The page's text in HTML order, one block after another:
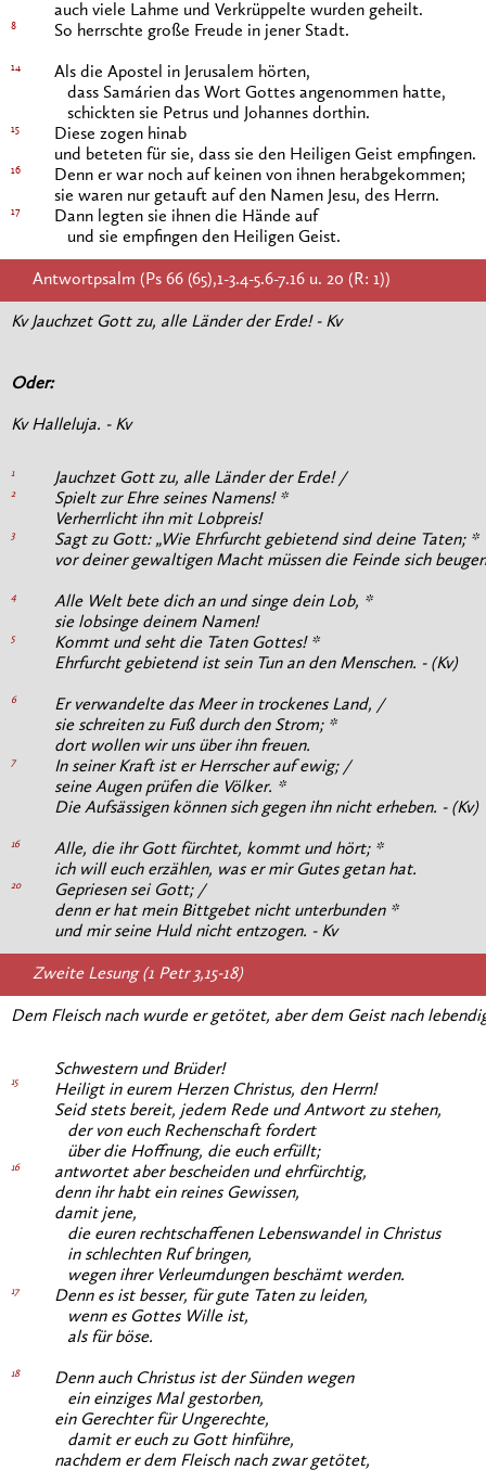
auch viele Lahme und Verkrüppelte wurden geheilt.
8 So herrschte große Freude in jener Stadt.
14
Als die Apostel in Jerusalem hörten,
dass Samárien das Wort Gottes angenommen hatte,
schickten sie Petrus und Johannes dorthin.
15
Diese zogen hinab
und beteten für sie, dass sie den Heiligen Geist empfingen.
16
Denn er war noch auf keinen von ihnen herabgekommen;
sie waren nur getauft auf den Namen Jesu, des Herrn.
17
Dann legten sie ihnen die Hände auf
und sie empfingen den Heiligen Geist.
Antwortpsalm (Ps 66 (65),1-3.4-5.6-7.16 u. 20 (R: 1))
Kv Jauchzet Gott zu, alle Länder der Erde! - Kv
Oder:
Kv Halleluja. - Kv
1 Jauchzet Gott zu, alle Länder der Erde! /
2
Spielt zur Ehre seines Namens! *
Verherrlicht ihn mit Lobpreis!
3
Sagt zu Gott: „Wie Ehrfurcht gebietend sind deine Taten; *
vor deiner gewaltigen Macht müssen die Feinde sich
4
Alle Welt bete dich an und singe dein Lob, *
sie lobsinge deinem Namen!
5
Kommt und seht die Taten Gottes! *
Ehrfurcht gebietend ist sein Tun an den Menschen. - (Kv)
6
Er verwandelte das Meer in trockenes Land, /
sie schreiten zu Fuß durch den Strom; *
dort wollen wir uns über ihn freuen.
7
In seiner Kraft ist er Herrscher auf ewig; /
seine Augen prüfen die Völker. *
Die Aufsässigen können sich gegen ihn nicht erheben. - (Kv)
16
Alle, die ihr Gott fürchtet, kommt und hört; *
ich will euch erzählen, was er mir Gutes getan hat.
20
Gepriesen sei Gott; /
denn er hat mein Bittgebet nicht unterbunden *
und mir seine Huld nicht entzogen. - Kv
Zweite Lesung (1 Petr 3,15-18)
Dem Fleisch nach wurde er getötet, aber dem Geist nach
15
Schwestern und Brüder!
Heiligt in eurem Herzen Christus, den Herrn!
Seid stets bereit, jedem Rede und Antwort zu stehen,
der von euch Rechenschaft fordert
über die Hoffnung, die euch erfüllt;
16
antwortet aber bescheiden und ehrfürchtig,
denn ihr habt ein reines Gewissen,
damit jene,
die euren rechtschaffenen Lebenswandel in Christus
in schlechten Ruf bringen,
wegen ihrer Verleumdungen beschämt werden.
17
Denn es ist besser, für gute Taten zu leiden,
wenn es Gottes Wille ist,
als für böse.
18
Denn auch Christus ist der Sünden wegen
ein einziges Mal gestorben,
ein Gerechter für Ungerechte,
damit er euch zu Gott hinführe,
nachdem er dem Fleisch nach zwar getötet,